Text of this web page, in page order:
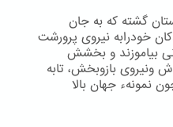
گشته كه به جان
خودرابه نیروی پرورشت
بیاموزند و بخشش
ونیروی بازوبخش، تابه
نمونهء جهان بالا